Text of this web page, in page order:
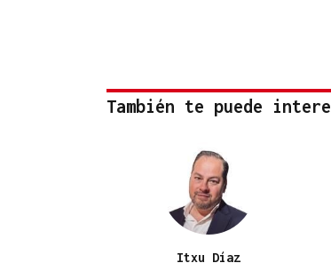
También te puede
Itxu Díaz